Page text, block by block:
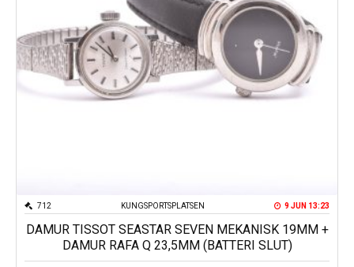
KUNGSPORTSPLATSEN
712 9 JUN 13:23
DAMUR TISSOT SEASTAR SEVEN MEKANISK 19MM +
DAMUR RAFA Q 23,5MM (BATTERI SLUT)